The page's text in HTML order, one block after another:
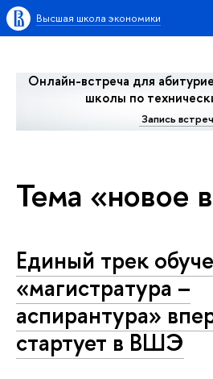
Высшая школа экономики
Онлайн-встреча для
школы по
Запись
Тема
Единый трек
«магистратура –
аспирантура»
стартует в ВШЭ